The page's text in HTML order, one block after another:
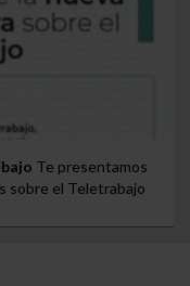
Te presentamos
sobre el Teletrabajo